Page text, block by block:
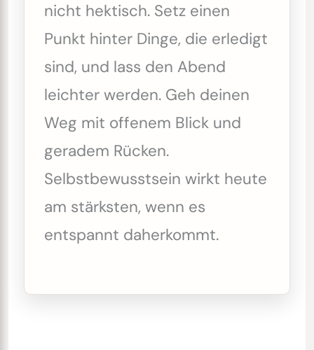
nicht hektisch. Setz einen
Punkt hinter Dinge, die erledigt
sind, und lass den Abend
leichter werden. Geh deinen
Weg mit offenem Blick und
geradem Rücken.
Selbstbewusstsein wirkt heute
am stärksten, wenn es
entspannt daherkommt.